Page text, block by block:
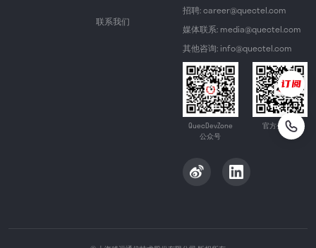
联系我们
招聘: career@quectel.com
媒体联系: media@quectel.com
其他咨询: info@quectel.com
QuecDevZone
公众号
官方公众号